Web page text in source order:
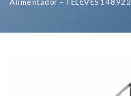
Alimentador – TELEVES 148922